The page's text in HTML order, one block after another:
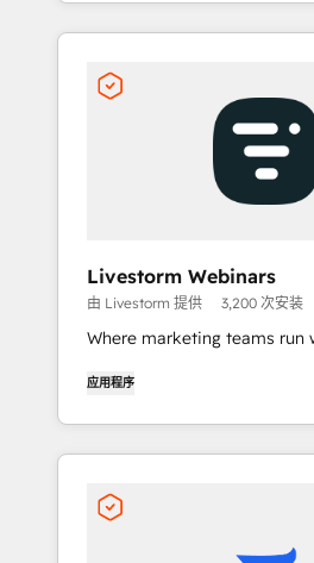
Livestorm Webinars
由 Livestorm 提供 3,200 次安装
Where marketing teams run
应用程序